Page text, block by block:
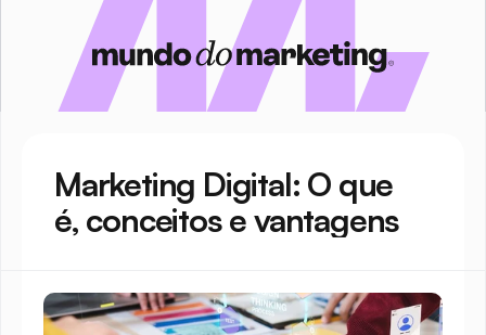
Marketing Digital: O que
é, conceitos e vantagens